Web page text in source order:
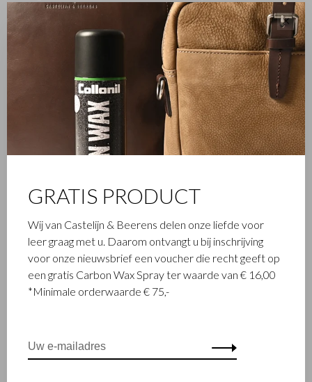
oogt de Carisma collectie stoer en robuust.
✕
GRATIS PRODUCT
Wij van Castelijn & Beerens delen onze liefde voor
leer graag met u. Daarom ontvangt u bij inschrijving
voor onze nieuwsbrief een voucher die recht geeft op
een gratis Carbon Wax Spray ter waarde van € 16,00
*Minimale orderwaarde € 75,-